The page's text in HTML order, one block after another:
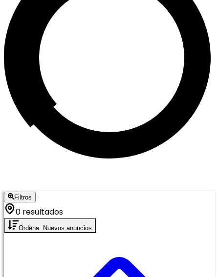
Filtros
0 resultados
Ordena: Nuevos anuncios